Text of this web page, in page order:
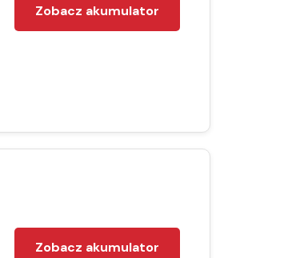
Zobacz akumulator
Zobacz akumulator